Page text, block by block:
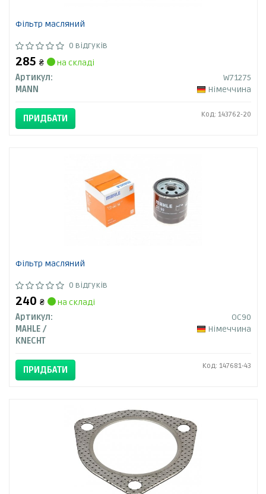
Фільтр масляний
0 відгуків
285 ₴
на складі
Артикул:
W71275
MANN
Німеччина
ПРИДБАТИ Код: 143762-20
Фільтр масляний
0 відгуків
240 ₴
на складі
Артикул:
OC90
MAHLE /
KNECHT
Німеччина
ПРИДБАТИ Код: 147681-43